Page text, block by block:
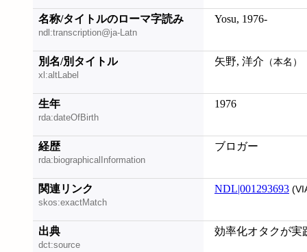
名称/タイトルのローマ字読み
ndl:transcription@ja-Latn
Yosu, 1976-
別名/別タイトル
xl:altLabel
矢野, 洋介 （本名）
生年
rda:dateOfBirth
1976
経歴
rda:biographicalInformation
ブロガー
関連リンク
skos:exactMatch
NDL|001293693
出典
dct:source
効率化オタクが実